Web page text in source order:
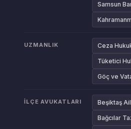
Samsun
UZMANLIK Ceza
Tüketici
Göç ve
İLÇE AVUKATLARI Beşiktaş
Bağcılar